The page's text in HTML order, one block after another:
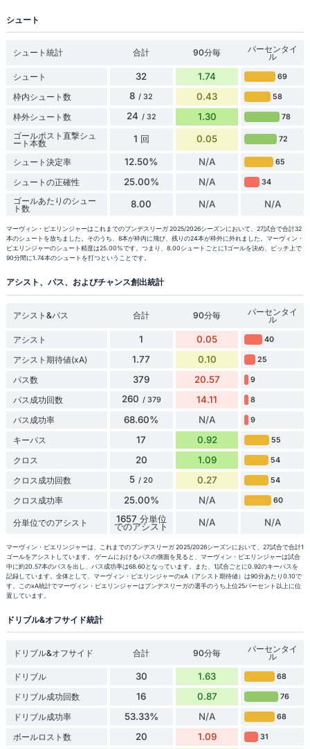
シュート
シュート統計 合計 90分毎 パーセンタイ
ル
シュート
32 1.74 69
枠内シュート数 8 / 32 0.43 58
枠外シュート数 24 / 32 1.30 78
ゴールポスト直撃シュ
ート本数 1 回 0.05 72
シュート決定率 12.50% N/A 65
シュートの正確性 25.00% N/A 34
ゴールあたりのシュー
ト数 8.00 N/A N/A
マーヴィン・ピエリンジャーはこれまでのブンデスリーガ 2025/2026シーズンにおいて、27試合で合計32
本のシュートを放ちました。そのうち、8本が枠内に飛び、残りの24本が枠外に外れました。マーヴィン・
ピエリンジャーのシュート精度は25.00%です。つまり、8.00シュートごとに1ゴールを決め、ピッチ上で
90分間に1.74本のシュートを打つということです。
アシスト、パス、およびチャンス創出統計
アシスト&パス 合計 90分毎 パーセンタイ
ル
アシスト
1 0.05 40
アシスト期待値(xA) 1.77 0.10 25
パス数 379 20.57 9
パス成功回数 260 / 379 14.11 8
パス成功率 68.60% N/A 9
キーパス 17 0.92 55
クロス 20 1.09 54
クロス成功回数 5 / 20 0.27 54
クロス成功率 25.00% N/A 60
分単位でのアシスト 1657 分単位
でのアシスト N/A N/A
マーヴィン・ピエリンジャーは、これまでのブンデスリーガ 2025/2026シーズンにおいて、27試合で合計1
ゴールをアシストしています。 ゲームにおけるパスの側面を見ると、マーヴィン・ピエリンジャーは試合
中に約20.57本のパスを出し、パス成功率は68.60となっています。また、1試合ごとに0.92のキーパスを
記録しています。全体として、マーヴィン・ピエリンジャーのxA（アシスト期待値）は90分あたり0.10で
す。このxA統計でマーヴィン・ピエリンジャーはブンデスリーガの選手のうち上位25パーセント以上に位
置しています。
ドリブル&オフサイド統計
ドリブル&オフサイド 合計 90分毎 パーセンタイ
ル
ドリブル
30 1.63 68
ドリブル成功回数 16 0.87 76
ドリブル成功率 53.33% N/A 68
ボールロスト数 20 1.09 31